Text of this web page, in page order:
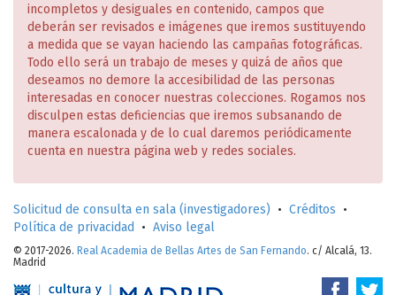
incompletos y desiguales en contenido, campos que
deberán ser revisados e imágenes que iremos sustituyendo
a medida que se vayan haciendo las campañas fotográficas.
Todo ello será un trabajo de meses y quizá de años que
deseamos no demore la accesibilidad de las personas
interesadas en conocer nuestras colecciones. Rogamos nos
disculpen estas deficiencias que iremos subsanando de
manera escalonada y de lo cual daremos periódicamente
cuenta en nuestra página web y redes sociales.
Solicitud de consulta en sala (investigadores) • Créditos •
Política de privacidad
• Aviso legal
© 2017-2026. Real Academia de Bellas Artes de San Fernando. c/ Alcalá, 13.
Madrid